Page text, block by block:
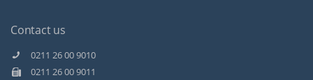
Contact us
0211 26 00 9010
0211 26 00 9011